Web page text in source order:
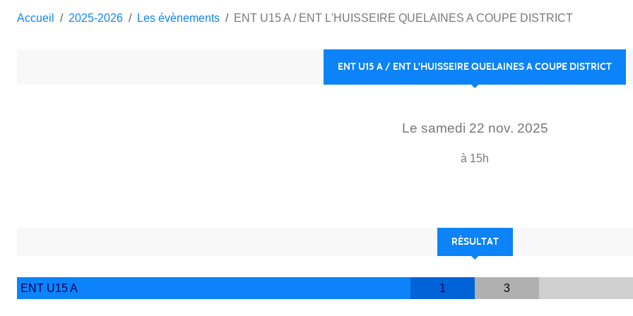
Accueil 2025-2026 Les évènements ENT U15 A / ENT L'HUISSEIRE QUELAINES A COUPE DISTRICT
ENT U15 A / ENT L'HUISSEIRE QUELAINES A COUPE DISTRICT
Le samedi 22 nov. 2025
à 15h
RÉSULTAT
ENT U15 A 1 3